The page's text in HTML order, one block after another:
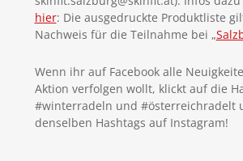
hier: Die ausgedruckte Produktliste
Nachweis für die Teilnahme bei „
Wenn ihr auf Facebook alle
Aktion verfolgen wollt, klickt auf die
#winterradeln und #österreichradelt
denselben Hashtags auf Instagram!